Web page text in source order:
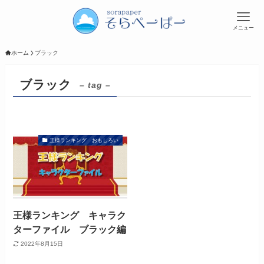
メニュー
ホーム ブラック
ブラック – tag –
王様ランキング おもしろい
王様ランキング キャラク
ターファイル ブラック編
2022年8月15日